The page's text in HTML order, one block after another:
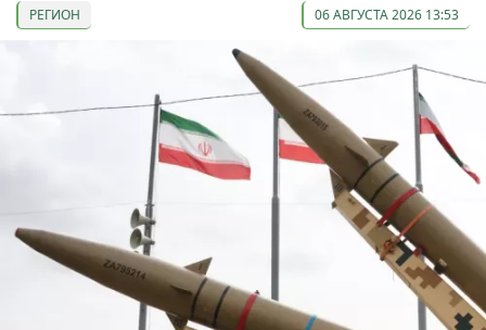
РЕГИОН 06 АВГУСТА 2026 13:53